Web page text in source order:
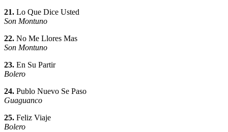
21. Lo Que Dice Usted
Son Montuno
22. No Me Llores Mas
Son Montuno
23. En Su Partir
Bolero
24. Publo Nuevo Se Paso
Guaguanco
25. Feliz Viaje
Bolero